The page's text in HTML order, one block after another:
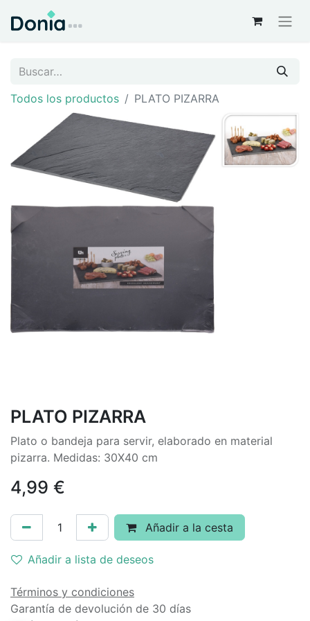
Todos los productos PLATO PIZARRA
PLATO PIZARRA
Plato o bandeja para servir, elaborado en material
pizarra. Medidas: 30X40 cm
4,99 €
Añadir a la cesta
Añadir a lista de deseos
Términos y condiciones
Garantía de devolución de 30 días